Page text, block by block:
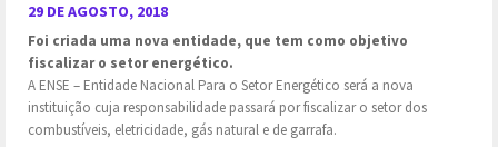
CLIENTES
PORTFÓLIO
29 DE AGOSTO, 2018
Foi criada uma nova entidade, que tem como objetivo
fiscalizar o setor energético.
A ENSE – Entidade Nacional Para o Setor Energético será a nova
instituição cuja responsabilidade passará por fiscalizar o setor dos
combustíveis, eletricidade, gás natural e de garrafa.